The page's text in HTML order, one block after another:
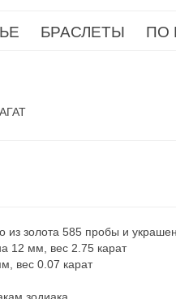
БРАСЛЕТЫ ПО
из золота 585 пробы и
12 мм, вес 2.75 карат
вес 0.07 карат